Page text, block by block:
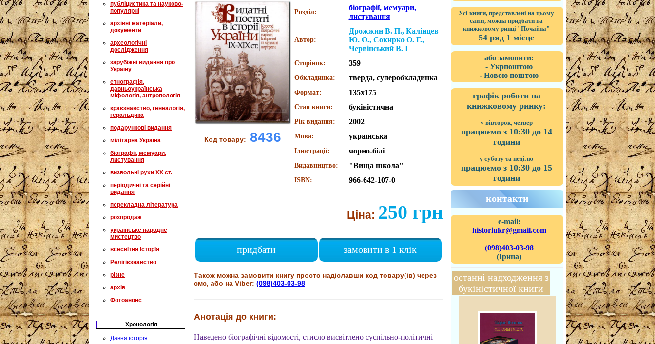
публіцистика та науково-
популярні
архівні матеріали,
документи
археологічні
дослідження
зарубіжні видання про
Україну
етнографія,
давньоукраїнська
міфологія, антропологія
краєзнавство, генеалогія,
геральдика
подарункові видання
мілітарна Україна
біографії, мемуари,
листування
визвольні рухи XX ст.
періодичні та серійні
видання
перекладна література
розпродаж
українське народне
мистецтво
всесвітня історія
Релігієзнавство
різне
архів
Фотоанонс
Хронологія
Давня історія
Код товару: 8436
Розділ:
біографії, мемуари,
листування
Автор:
Дрожжин В. П., Калінцев
Ю. О., Сокирко О. Г.,
Червінський В. І
Сторінок: 359
Обкладинка: тверда, суперобкладинка
Формат: 135х175
Стан книги: букіністична
Рік видання: 2002
Мова: українська
Ілюстрації: чорно-білі
Видавництво: "Вища школа"
ISBN: 966-642-107-0
Ціна: 250 грн
придбати замовити в 1 клік
Також можна замовити книгу просто надіславши код товару(ів) через
смс, або на Viber: (098)403-03-98
Анотація до книги:
Наведено біографічні відомості, стисло висвітлено суспільно-політичні
Усі книги, представлені на цьому
сайті, можна придбати на
книжковому ринці "Почайна"
54 ряд 1 місце
або замовити:
- Укрпоштою
- Новою поштою
графік роботи на
книжковому ринку:
у вівторок, четвер
працюємо з 10:30 до 14
години
у суботу та неділю
працюємо з 10:30 до 15
години
контакти
e-mail:
historiukr@gmail.com
(098)403-03-98
(Ірина)
останні надходження з
букіністичної книги